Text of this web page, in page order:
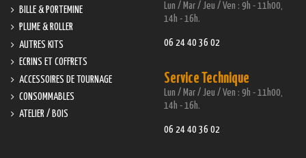
Lun / Mar / Jeu / Ven : 9h - 11h00,
14h - 16h.
06 24 40 36 02
Service Technique
Lun / Mar / Jeu / Ven : 9h - 11h00,
14h - 16h.
06 24 40 36 02
BILLE & PORTEMINE
PLUME & ROLLER
AUTRES KITS
ECRINS ET COFFRETS
ACCESSOIRES DE TOURNAGE
CONSOMMABLES
ATELIER / BOIS